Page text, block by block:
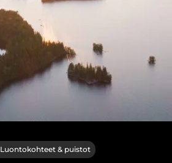
Luontokohteet & puistot